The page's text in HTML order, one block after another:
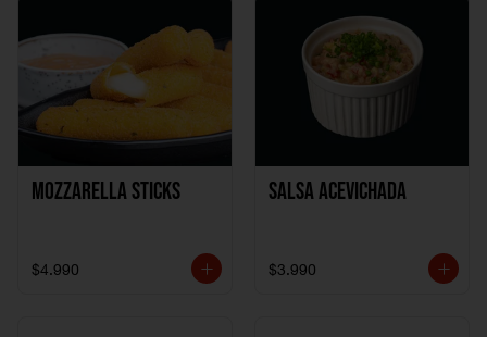
Mozzarella Sticks
$4.990
Salsa Acevichada
$3.990